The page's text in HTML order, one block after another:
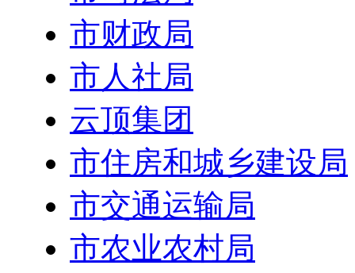
市财政局
市人社局
云顶集团
市住房和城乡建设局
市交通运输局
市农业农村局